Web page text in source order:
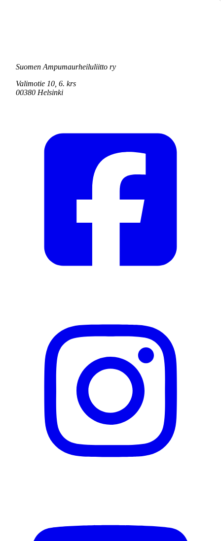
Suomen Ampumaurheiluliitto ry
Valimotie 10, 6. krs
00380 Helsinki